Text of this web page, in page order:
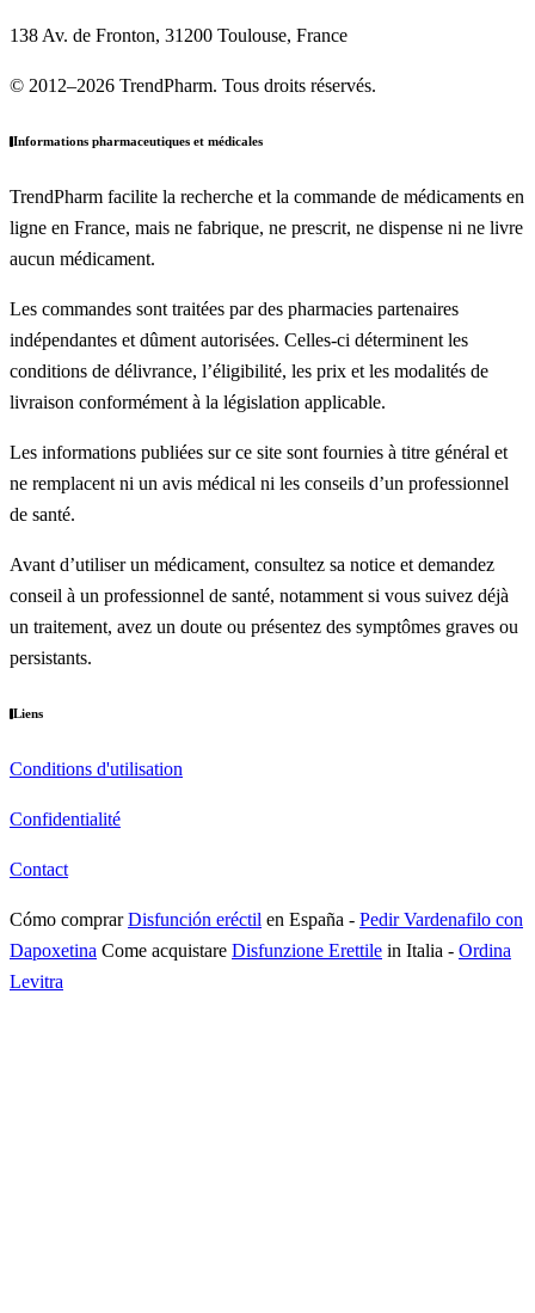
138 Av. de Fronton, 31200 Toulouse, France
© 2012–2026 TrendPharm. Tous droits réservés.
Informations pharmaceutiques et médicales
TrendPharm facilite la recherche et la commande de médicaments en
ligne en France, mais ne fabrique, ne prescrit, ne dispense ni ne livre
aucun médicament.
Les commandes sont traitées par des pharmacies partenaires
indépendantes et dûment autorisées. Celles-ci déterminent les
conditions de délivrance, l’éligibilité, les prix et les modalités de
livraison conformément à la législation applicable.
Les informations publiées sur ce site sont fournies à titre général et
ne remplacent ni un avis médical ni les conseils d’un professionnel
de santé.
Avant d’utiliser un médicament, consultez sa notice et demandez
conseil à un professionnel de santé, notamment si vous suivez déjà
un traitement, avez un doute ou présentez des symptômes graves ou
persistants.
Liens
Conditions d'utilisation
Confidentialité
Contact
Cómo comprarDisfunción eréctil en España - Pedir Vardenafilo con
Dapoxetina Come acquistare Disfunzione Erettile in Italia - Ordina
Levitra